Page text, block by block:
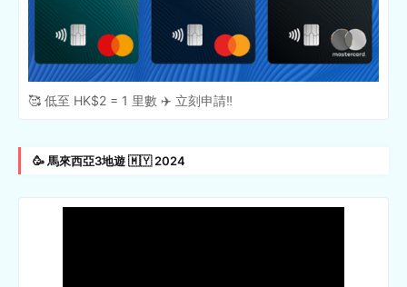
🥰 低至 HK$2 = 1 里數 ✈️ 立刻申請‼️
🥳 馬來西亞3地遊 🇲🇾 2024